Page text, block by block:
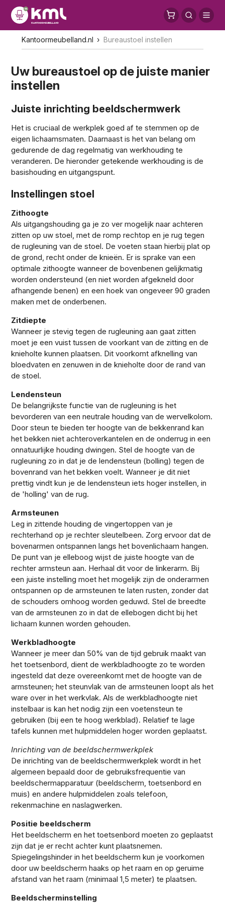
Kantoormeubelland.nl Bureaustoel instellen
Uw bureaustoel op de juiste manier
instellen
Juiste inrichting beeldschermwerk
Het is cruciaal de werkplek goed af te stemmen op de
eigen lichaamsmaten. Daarnaast is het van belang om
gedurende de dag regelmatig van werkhouding te
veranderen. De hieronder getekende werkhouding is de
basishouding en uitgangspunt.
Instellingen stoel
Zithoogte
Als uitgangshouding ga je zo ver mogelijk naar achteren
zitten op uw stoel, met de romp rechtop en je rug tegen
de rugleuning van de stoel. De voeten staan hierbij plat op
de grond, recht onder de knieën. Er is sprake van een
optimale zithoogte wanneer de bovenbenen gelijkmatig
worden ondersteund (en niet worden afgekneld door
afhangende benen) en een hoek van ongeveer 90 graden
maken met de onderbenen.
Zitdiepte
Wanneer je stevig tegen de rugleuning aan gaat zitten
moet je een vuist tussen de voorkant van de zitting en de
knieholte kunnen plaatsen. Dit voorkomt afknelling van
bloedvaten en zenuwen in de knieholte door de rand van
de stoel.
Lendensteun
De belangrijkste functie van de rugleuning is het
bevorderen van een neutrale houding van de wervelkolom.
Door steun te bieden ter hoogte van de bekkenrand kan
het bekken niet achteroverkantelen en de onderrug in een
onnatuurlijke houding dwingen. Stel de hoogte van de
rugleuning zo in dat je de lendensteun (bolling) tegen de
bovenrand van het bekken voelt. Wanneer je dit niet
prettig vindt kun je de lendensteun iets hoger instellen, in
de 'holling' van de rug.
Armsteunen
Leg in zittende houding de vingertoppen van je
rechterhand op je rechter sleutelbeen. Zorg ervoor dat de
bovenarmen ontspannen langs het bovenlichaam hangen.
De punt van je elleboog wijst de juiste hoogte van de
rechter armsteun aan. Herhaal dit voor de linkerarm. Bij
een juiste instelling moet het mogelijk zijn de onderarmen
ontspannen op de armsteunen te laten rusten, zonder dat
de schouders omhoog worden geduwd. Stel de breedte
van de armsteunen zo in dat de ellebogen dicht bij het
lichaam kunnen worden gehouden.
Werkbladhoogte
Wanneer je meer dan 50% van de tijd gebruik maakt van
het toetsenbord, dient de werkbladhoogte zo te worden
ingesteld dat deze overeenkomt met de hoogte van de
armsteunen; het steunvlak van de armsteunen loopt als het
ware over in het werkvlak. Als de werkbladhoogte niet
instelbaar is kan het nodig zijn een voetensteun te
gebruiken (bij een te hoog werkblad). Relatief te lage
tafels kunnen met hulpmiddelen hoger worden geplaatst.
Inrichting van de beeldschermwerkplek
De inrichting van de beeldschermwerkplek wordt in het
algemeen bepaald door de gebruiksfrequentie van
beeldschermapparatuur (beeldscherm, toetsenbord en
muis) en andere hulpmiddelen zoals telefoon,
rekenmachine en naslagwerken.
Positie beeldscherm
Het beeldscherm en het toetsenbord moeten zo geplaatst
zijn dat je er recht achter kunt plaatsnemen.
Spiegelingshinder in het beeldscherm kun je voorkomen
door uw beeldscherm haaks op het raam en op geruime
afstand van het raam (minimaal 1,5 meter) te plaatsen.
Beeldscherminstelling